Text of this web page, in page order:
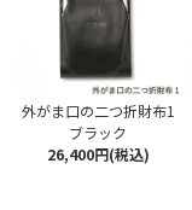
外がま口の二つ折財布1
ブラック
26,400円(税込)